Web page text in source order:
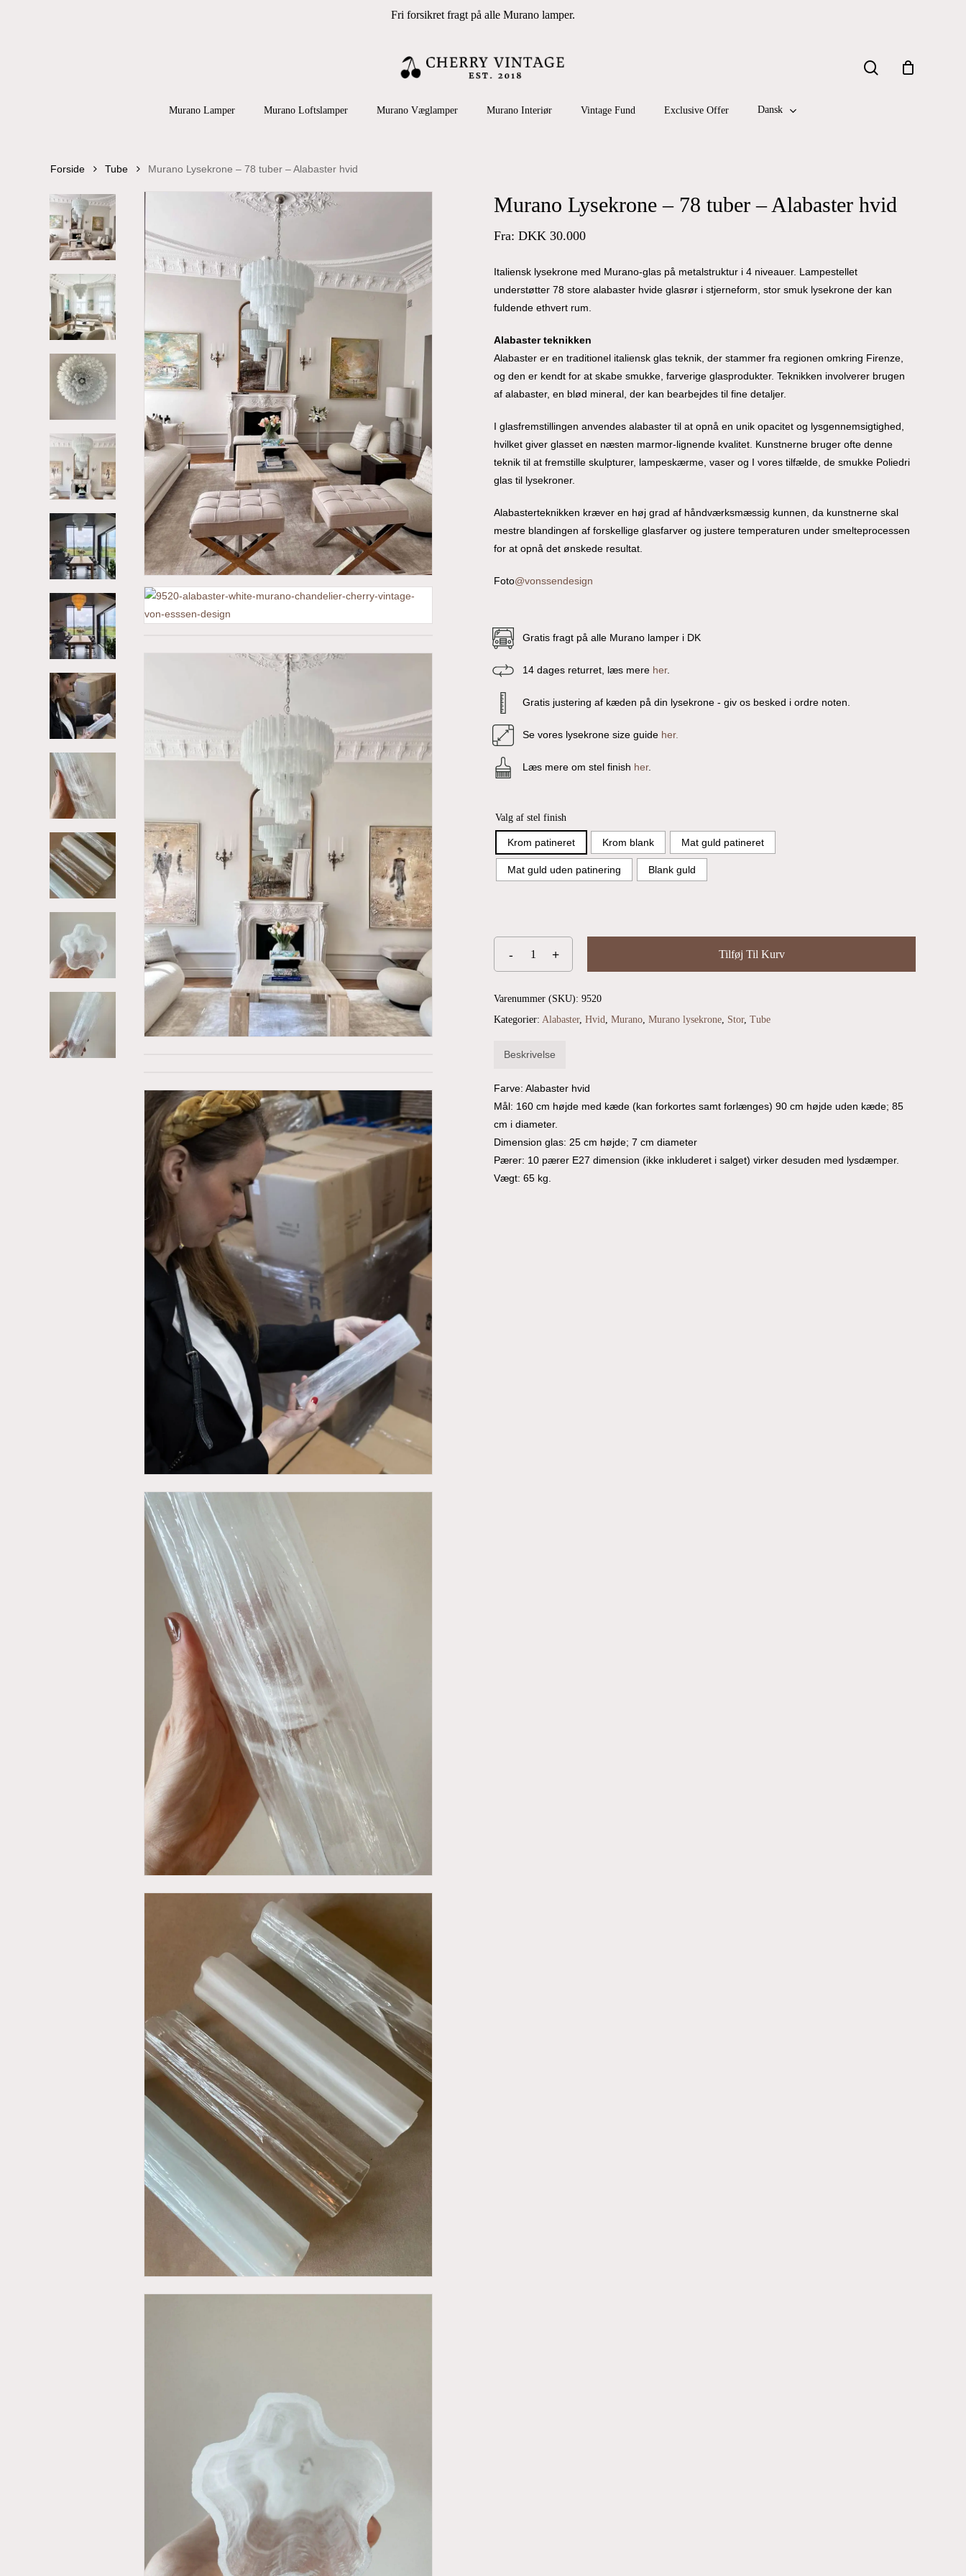
Fri forsikret fragt på alle Murano lamper.
Murano Lamper Murano Loftslamper Murano Væglamper Murano Interiør Vintage Fund Exclusive Offer Dansk
Cart
Forside Tube Murano Lysekrone – 78 tuber – Alabaster hvid
Murano Lysekrone – 78 tuber – Alabaster hvid
Fra: DKK 30.000
Italiensk lysekrone med Murano-glas på metalstruktur i 4 niveauer. Lampestellet
understøtter 78 store alabaster hvide glasrør i stjerneform, stor smuk lysekrone der kan
fuldende ethvert rum.
Alabaster teknikken
Alabaster er en traditionel italiensk glas teknik, der stammer fra regionen omkring Firenze,
og den er kendt for at skabe smukke, farverige glasprodukter. Teknikken involverer brugen
af alabaster, en blød mineral, der kan bearbejdes til fine detaljer.
I glasfremstillingen anvendes alabaster til at opnå en unik opacitet og lysgennemsigtighed,
hvilket giver glasset en næsten marmor-lignende kvalitet. Kunstnerne bruger ofte denne
teknik til at fremstille skulpturer, lampeskærme, vaser og I vores tilfælde, de smukke Poliedri
glas til lysekroner.
Alabasterteknikken kræver en høj grad af håndværksmæssig kunnen, da kunstnerne skal
mestre blandingen af forskellige glasfarver og justere temperaturen under smelteprocessen
for at opnå det ønskede resultat.
Foto@vonssendesign
Gratis fragt på alle Murano lamper i DK
14 dages returret, læs mere her.
Gratis justering af kæden på din lysekrone - giv os besked i ordre noten.
Se vores lysekrone size guide her.
Læs mere om stel finish her.
Valg af stel finish
Krom patineret Krom blank Mat guld patineret
Mat guld uden patinering Blank guld
Tilføj Til Kurv
Varenummer (SKU): 9520
Kategorier: Alabaster, Hvid, Murano, Murano lysekrone, Stor, Tube
Beskrivelse
Farve: Alabaster hvid
Mål: 160 cm højde med kæde (kan forkortes samt forlænges) 90 cm højde uden kæde; 85
cm i diameter.
Dimension glas: 25 cm højde; 7 cm diameter
Pærer: 10 pærer E27 dimension (ikke inkluderet i salget) virker desuden med lysdæmper.
Vægt: 65 kg.